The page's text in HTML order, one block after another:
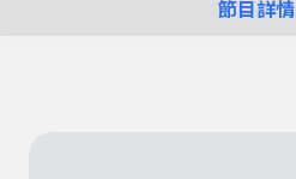
節目詳情